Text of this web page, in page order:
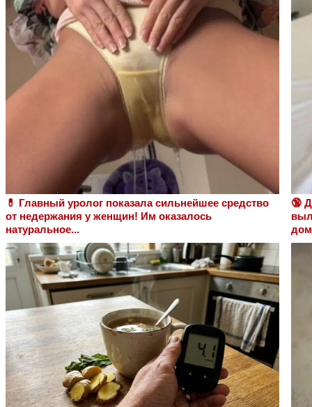
💊 Главный уролог показала сильнейшее средство
от недержания у женщин! Им оказалось
натуральное...
🔞